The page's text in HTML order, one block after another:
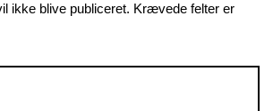
ikke blive publiceret. Krævede felter er